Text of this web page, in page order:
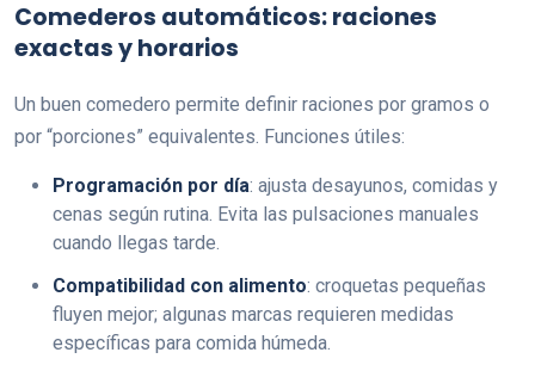
Comederos automáticos: raciones
exactas y horarios
Un buen comedero permite definir raciones por gramos o
por “porciones” equivalentes. Funciones útiles:
Programación por día: ajusta desayunos, comidas y
cenas según rutina. Evita las pulsaciones manuales
cuando llegas tarde.
Compatibilidad con alimento: croquetas pequeñas
fluyen mejor; algunas marcas requieren medidas
específicas para comida húmeda.